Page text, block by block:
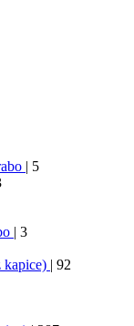
| 5
| 3
| 92